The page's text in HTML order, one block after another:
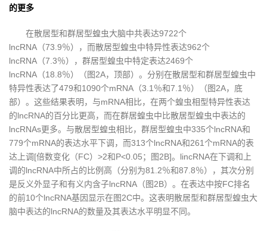
的更多
在散居型和群居型蝗虫大脑中共表达9722个
lncRNA（73.9％），而散居型蝗虫中特异性表达962个
lncRNA（7.3％），群居型蝗虫中特定表达2469个
lncRNA（18.8％）（图2A，顶部）。分别在散居型和群居型蝗虫中
特异性表达了479和1090个mRNA（3.1％和7.1％）（图2A，底
部）。这些结果表明，与mRNA相比，在两个蝗虫相型特异性表达
的lncRNA的百分比更高，而在群居蝗虫中比散居型蝗虫中表达的
lncRNAs更多。与散居型蝗虫相比，群居型蝗虫中335个lncRNA和
779个mRNA的表达水平下调，而313个lncRNA和261个mRNA的表
达上调[倍数变化（FC）>2和P<0.05；图2B]。lincRNA在下调和上
调的lncRNA中所占的比例高（分别为81.2％和87.8％），其次分别
是反义外显子和有义内含子lncRNA（图2B）。在表达中按FC排名
的前10个lncRNA基因显示在图2C中。这表明散居型和群居型蝗虫大
脑中表达的lncRNA的数量及其表达水平明显不同。